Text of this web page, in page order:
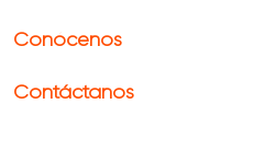
Conócenos
Contáctanos